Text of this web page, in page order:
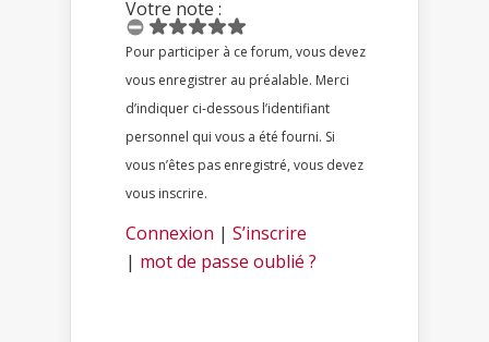
Votre note :
Pour participer à ce forum, vous devez
vous enregistrer au préalable. Merci
d’indiquer ci-dessous l’identifiant
personnel qui vous a été fourni. Si
vous n’êtes pas enregistré, vous devez
vous inscrire.
Connexion | S’inscrire
| mot de passe oublié ?